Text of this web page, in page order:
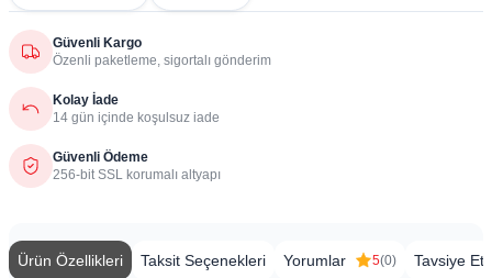
Güvenli Kargo
Özenli paketleme, sigortalı gönderim
Kolay İade
14 gün içinde koşulsuz iade
Güvenli Ödeme
256-bit SSL korumalı altyapı
Ürün Özellikleri Taksit Seçenekleri Yorumlar 5(0) Tavsiye Et